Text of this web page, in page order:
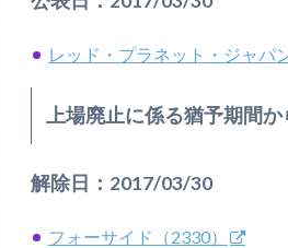
レッド・プラネット・ジャパ
上場廃止に係る猶予期間
解除日：2017/03/30
フォーサイド（2330）